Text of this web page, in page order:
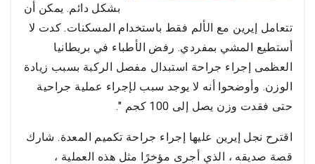
بشكل دائم. يمكن أن
تتعامل إيرين مع الألم فقط باستخدام المسكنات. كدت لا
أستطيع المشي بمفردي. رفض الأطباء في بريطانيا
العظمى إجراء جراحة استبدال مفصل الركبة بسبب زيادة
الوزن. وأوضحوا أنه لا يوجد سبب لإجراء عملية جراحية
حتى فقدت وزن يصل إلى 100 كجم ".
اقترح نجل إيرين عليها إجراء جراحة تكميم المعدة. شارك
قصة صديقه ، الذي أجرى مؤخرًا مثل هذه العملية ،